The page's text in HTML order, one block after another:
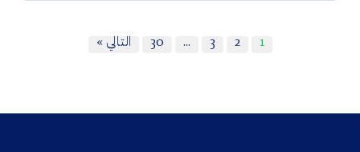
1
2
3
…
30 التالي »